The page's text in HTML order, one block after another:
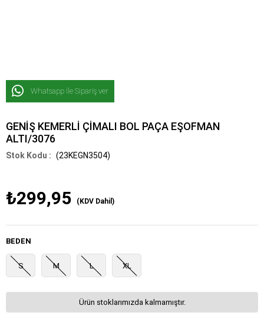
Whatsapp İle Sipariş ver
GENİŞ KEMERLİ ÇİMALI BOL PAÇA EŞOFMAN
ALTI/3076
(23KEGN3504)
₺299,95 (KDV Dahil)
BEDEN
S M L XL
Ürün stoklarımızda kalmamıştır.